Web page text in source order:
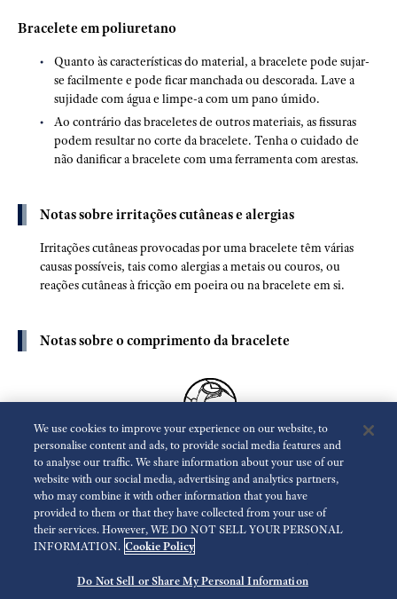
Bracelete em poliuretano
Quanto às características do material, a bracelete pode sujar-
se facilmente e pode ficar manchada ou descorada. Lave a
sujidade com água e limpe-a com um pano úmido.
Ao contrário das braceletes de outros materiais, as fissuras
podem resultar no corte da bracelete. Tenha o cuidado de
não danificar a bracelete com uma ferramenta com arestas.
Notas sobre irritações cutâneas e alergias
Irritações cutâneas provocadas por uma bracelete têm várias
causas possíveis, tais como alergias a metais ou couros, ou
reações cutâneas à fricção em poeira ou na bracelete em si.
Notas sobre o comprimento da bracelete
Ajuste a bracelete de forma a permitir alguma folga em relação
ao seu pulso para garantir um arejamento adequado. Quando
usar o relógio, deixe espaço suficiente para passar um dedo entre
a bracelete e o seu pulso.
Voltar
We use cookies to improve your experience on our website, to
personalise content and ads, to provide social media features and
to analyse our traffic. We share information about your use of our
website with our social media, advertising and analytics partners,
who may combine it with other information that you have
provided to them or that they have collected from your use of
their services. However, WE DO NOT SELL YOUR PERSONAL
INFORMATION. Cookie Policy
Do Not Sell or Share My Personal Information